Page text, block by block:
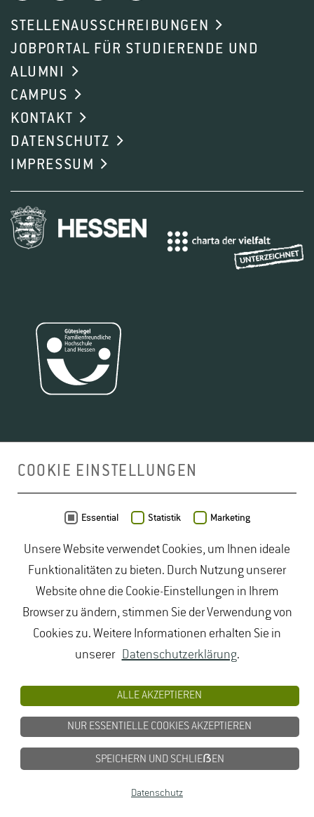
STELLENAUSSCHREIBUNGEN
JOBPORTAL FÜR STUDIERENDE UND
ALUMNI
CAMPUS
KONTAKT
DATENSCHUTZ
IMPRESSUM
ANFAHRT
Daten vonOpenStreetMap- Veröffentlicht unterODbL
duales Studium Gartenbau |Gartenbau Studium
Naturschutz Studium|
COOKIE EINSTELLUNGEN
Essential Statistik Marketing
Unsere Website verwendet Cookies, um Ihnen ideale
Funktionalitäten zu bieten. Durch Nutzung unserer
Website ohne die Cookie-Einstellungen in Ihrem
Browser zu ändern, stimmen Sie der Verwendung von
Cookies zu. Weitere Informationen erhalten Sie in
unserer Datenschutzerklärung.
ALLE AKZEPTIEREN
NUR ESSENTIELLE COOKIES AKZEPTIEREN
SPEICHERN UND SCHLIEẞEN
Datenschutz